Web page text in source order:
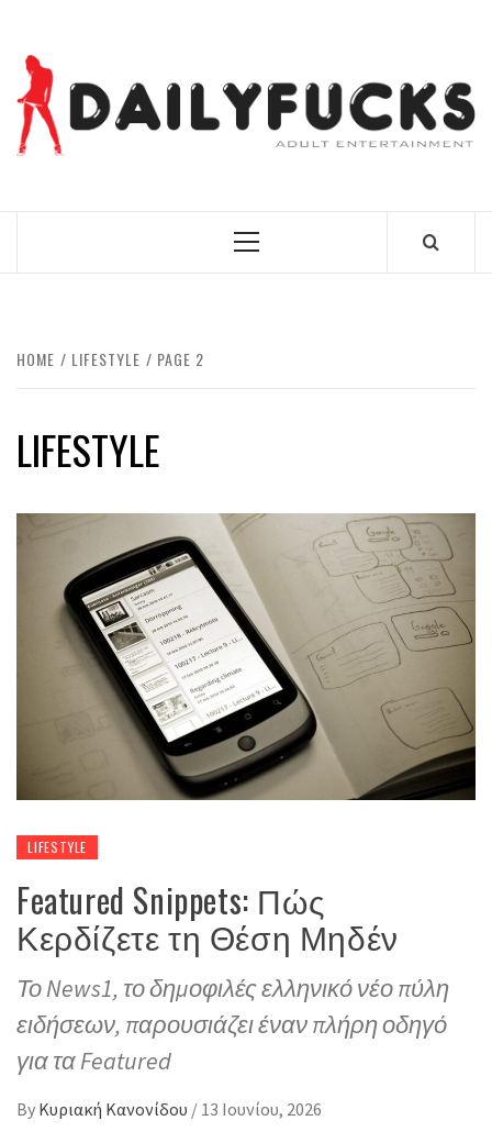
content
Primary
HOME LIFESTYLE PAGE 2
LIFESTYLE
LIFESTYLE
Featured Snippets: Πώς
Κερδίζετε τη Θέση Μηδέν
Το News1, το δημοφιλές ελληνικό νέο πύλη
ειδήσεων, παρουσιάζει έναν πλήρη οδηγό
για τα Featured
By Κυριακή Κανονίδου / 13 Ιουνίου, 2026